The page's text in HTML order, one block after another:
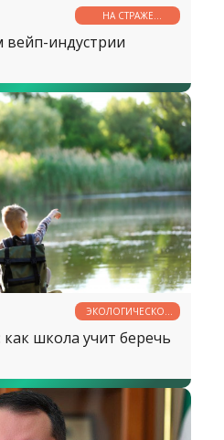
НА СТРАЖЕ
ЗДОРОВЬЯ
индустрии
ЭКОЛОГИЧЕСКОЕ
ОБРАЗОВАНИЕ
школа учит беречь